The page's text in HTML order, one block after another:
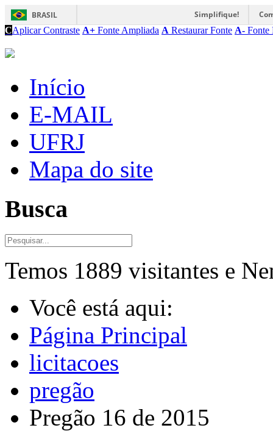
BRASIL Simplifique!
CAplicar Contraste A+ Fonte Ampliada A Restaurar Fonte A- Fonte
Início
E-MAIL
UFRJ
Mapa do site
Busca
Temos 1889 visitantes e
Você está aqui:
Página Principal
licitacoes
pregão
Pregão 16 de 2015